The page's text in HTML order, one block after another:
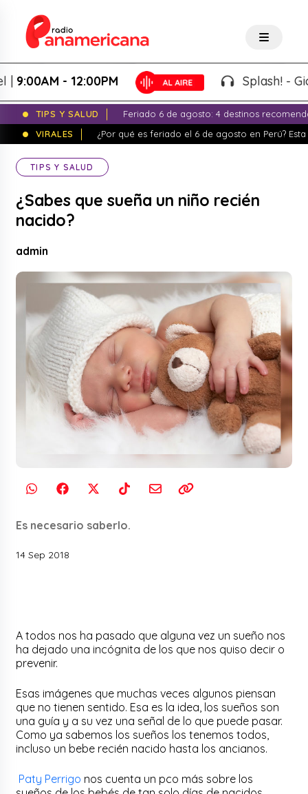
- 12:00PM Splash! -
TIPS Y SALUD
Feriado 6 de agosto: 4 destinos
VIRALES
¿Por qué es feriado el 6 de agosto en Perú?
TIPS Y SALUD
¿Sabes que sueña un niño recién
nacido?
admin
Es necesario saberlo.
14 Sep 2018
A todos nos ha pasado que alguna vez un sueño nos
ha dejado una incógnita de los que nos quiso decir o
prevenir.
Esas imágenes que muchas veces algunos piensan
que no tienen sentido. Esa es la idea, los sueños son
una guía y a su vez una señal de lo que puede pasar.
Como ya sabemos los sueños los tenemos todos,
incluso un bebe recién nacido hasta los ancianos.
Paty Perrigo nos cuenta un pco más sobre los